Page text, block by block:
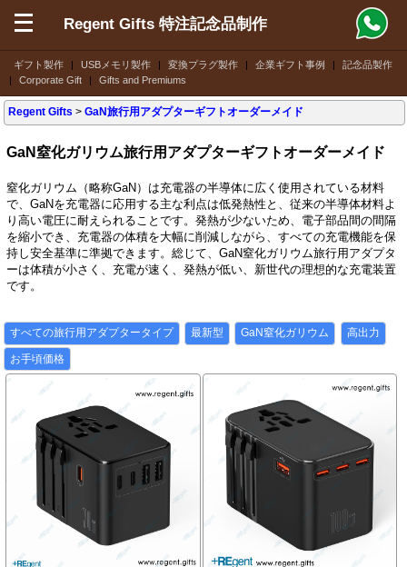
ギフト製作 | USBメモリ製作 | 変換プラグ製作 | 企業ギフト事例 |
記念品製作
|
Corporate Gift | Gifts and Premiums
Regent Gifts 特注記念品制作
Regent Gifts >GaN旅行用アダプターギフトオーダーメイド
GaN窒化ガリウム旅行用アダプターギフトオーダーメイド
窒化ガリウム（略称GaN）は充電器の半導体に広く使用されている材料
で、GaNを充電器に応用する主な利点は低発熱性と、従来の半導体材料よ
り高い電圧に耐えられることです。発熱が少ないため、電子部品間の間隔
を縮小でき、充電器の体積を大幅に削減しながら、すべての充電機能を保
持し安全基準に準拠できます。総じて、GaN窒化ガリウム旅行用アダプタ
ーは体積が小さく、充電が速く、発熱が低い、新世代の理想的な充電装置
です。
すべての旅行用アダプタータイプ 最新型 GaN窒化ガリウム 高出力
お手頃価格